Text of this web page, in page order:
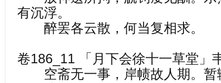
有沉浮。
醉罢各云散，何当复相求。
卷186_11 「月下会徐十一草堂」
空斋无一事，岸帻故人期。暂